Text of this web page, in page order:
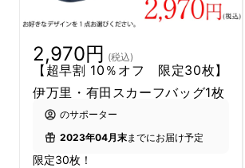
更に、お母さんに親しみのある伊
プレゼントになるのではないでし
日頃はそばにいれないけれど、ス
バッグとして、毎日のようにお母
うことができます。
2,970円 (税込)
【超早割 10％オフ 限定30枚】
伊万里・有田スカーフバッグ1枚
のサポーター
2023年04月末までにお届け予定
限定30枚！